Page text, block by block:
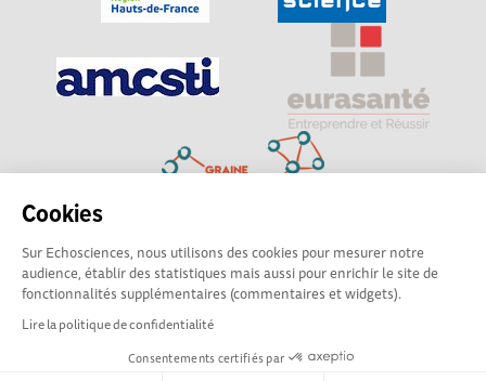
Cookies
Sur Echosciences, nous utilisons des cookies pour mesurer notre
audience, établir des statistiques mais aussi pour enrichir le site de
fonctionnalités supplémentaires (commentaires et widgets).
Lire la politique de confidentialité
Consentements certifiés par
Explorer, s’exprimer, rentrer en contact : Echosciences
Hauts-de-France est le réseau social des amateurs de
sciences et de technologies du territoire
Mentions légales|Politique de confidentialité